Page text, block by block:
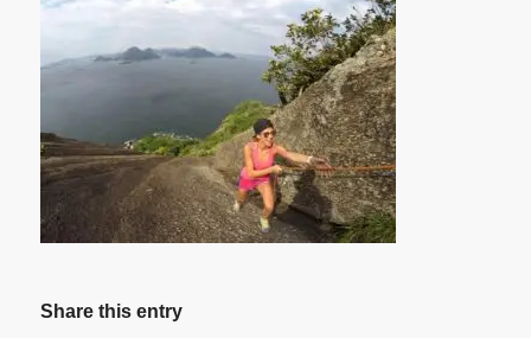
Share this entry